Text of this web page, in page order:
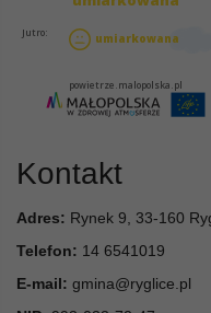
Kontakt
Adres: Rynek 9, 33-160
Telefon: 14 6541019
E-mail: gmina@ryglice.pl